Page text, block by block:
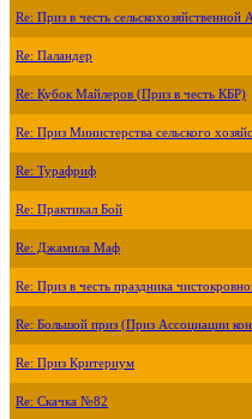
Re: Приз в честь
Re: Паландер
Re: Кубок Майлеров (Приз в честь КБР)
Re: Приз Министерства сельского
Re: Турафриф
Re: Практикал Бой
Re: Джамила Маф
Re: Приз в честь праздника
Re: Большой приз (Приз Ассоциации
Re: Приз Критериум
Re: Скачка №82